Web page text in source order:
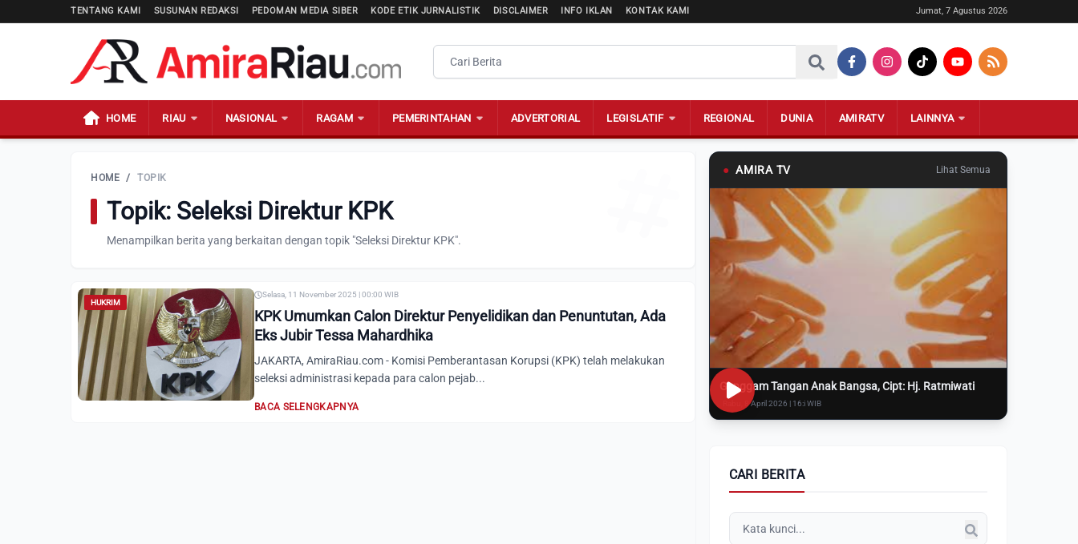
TENTANG KAMI SUSUNAN REDAKSI PEDOMAN MEDIA SIBER KODE ETIK JURNALISTIK DISCLAIMER INFO IKLAN KONTAK KAMI Jumat, 7 Agustus 2026
HOME RIAU NASIONAL RAGAM PEMERINTAHAN ADVERTORIAL LEGISLATIF REGIONAL DUNIA AMIRATV LAINNYA
HOME / TOPIK
Topik: Seleksi Direktur KPK
Menampilkan berita yang berkaitan dengan topik "Seleksi Direktur KPK".
HUKRIM
Selasa, 11 November 2025 | 00:00 WIB
KPK Umumkan Calon Direktur Penyelidikan dan Penuntutan, Ada
Eks Jubir Tessa Mahardhika
JAKARTA, AmiraRiau.com - Komisi Pemberantasan Korupsi (KPK) telah melakukan
seleksi administrasi kepada para calon pejab...
BACA SELENGKAPNYA
● AMIRA TV Lihat Semua
Genggam Tangan Anak Bangsa, Cipt: Hj. Ratmiwati
Rabu, 8 April 2026 | 16:i WIB
CARI BERITA